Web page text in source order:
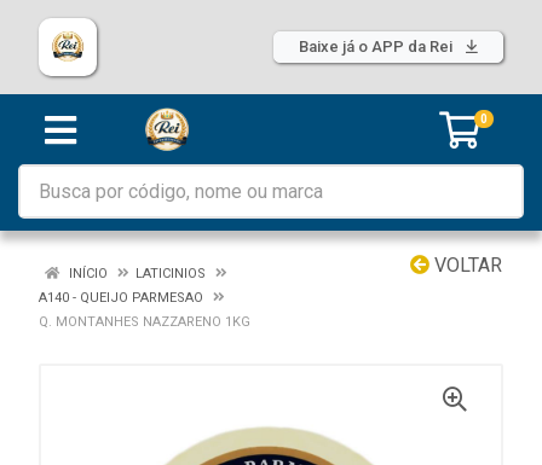
Baixe já o APP da Rei
0
VOLTAR
INÍCIO
LATICINIOS
A140 - QUEIJO PARMESAO
Q. MONTANHES NAZZARENO 1KG